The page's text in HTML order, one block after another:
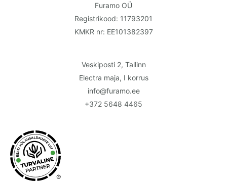
Furamo OÜ
Registrikood: 11793201
KMKR nr: EE101382397
Veskiposti 2, Tallinn
Electra maja, I korrus
info@furamo.ee
+372 5648 4465
®